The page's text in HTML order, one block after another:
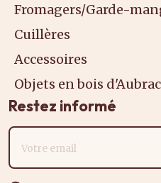
Fromagers/Garde-
Cuillères
Accessoires
Objets en bois
Restez informé
Adresse email